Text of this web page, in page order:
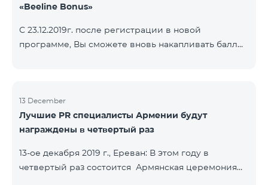
«Beeline Bonus»
С 23.12.2019г. после регистрации в новой
программе, Вы сможете вновь накапливать баллы
декабря 2019г. Абоненты статусов Gold и VIP
перейдут в новую программу со своим статусом.
При регистрации в новой программе абоненты
новой бонусной программы.
13 December
Лучшие PR специалисты Армении будут
награждены в четвертый раз
13-ое декабря 2019 г., Ереван: В этом году в
четвертый раз состоится Армянская церемония